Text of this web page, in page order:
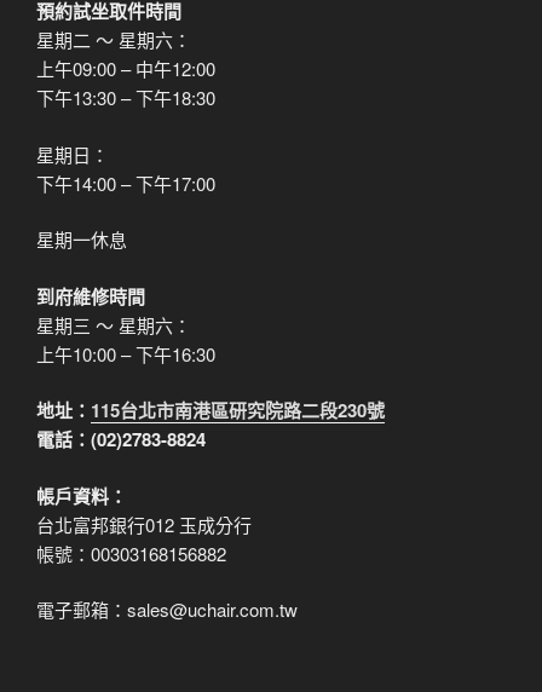
預約試坐取件時間
星期二 ～ 星期六：
上午09:00 – 中午12:00
下午13:30 – 下午18:30
星期日：
下午14:00 – 下午17:00
星期一休息
到府維修時間
星期三 ～ 星期六：
上午10:00 – 下午16:30
地址： 115台北市南港區研究院路二段230號
電話：(02)2783-8824
帳戶資料：
台北富邦銀行012 玉成分行
帳號：00303168156882
電子郵箱：sales@uchair.com.tw